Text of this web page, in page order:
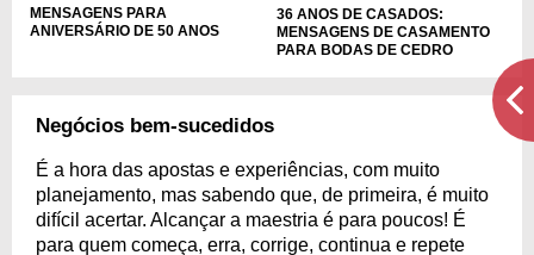
MENSAGENS PARA
ANIVERSÁRIO DE 50 ANOS
36 ANOS DE CASADOS:
MENSAGENS DE CASAMENTO
PARA BODAS DE CEDRO
Negócios bem-sucedidos
É a hora das apostas e experiências, com muito
planejamento, mas sabendo que, de primeira, é muito
difícil acertar. Alcançar a maestria é para poucos! É
para quem começa, erra, corrige, continua e repete